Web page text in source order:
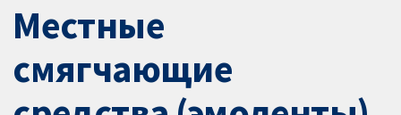
Местные
смягчающие